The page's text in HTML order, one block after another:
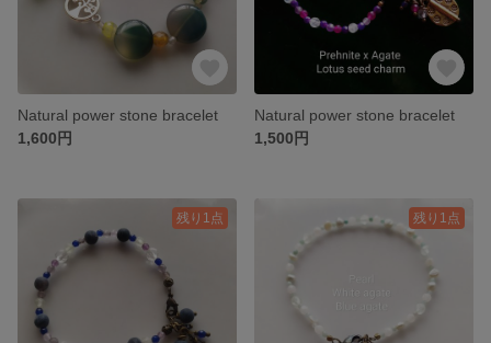
Natural power stone bracelet
1,600円
Natural power stone bracelet
1,500円
残り1点 残り1点